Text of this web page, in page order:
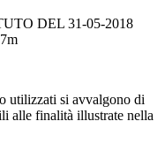
DEL 31-05-2018
utilizzati si avvalgono di
alle finalità illustrate nella